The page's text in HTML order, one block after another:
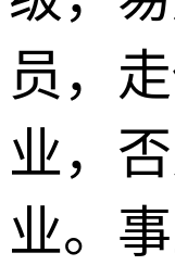
员，
业，
业。